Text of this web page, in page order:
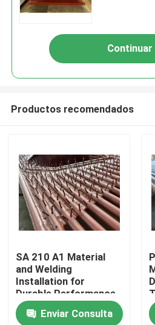
En casa
Productos
Sobre nosotros
Continuar
Productos recomendados
SA 210 A1 Material
and Welding
Installation for
Durable Performance
of Boiler Tubular
Membrane Wall
Enviar Consulta